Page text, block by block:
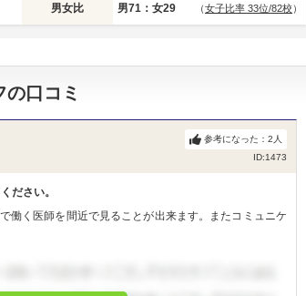
男女比 男71：女29 （女子比率 33位/82校）
口コミ
ID:1473
参考になった： 2 人
ださい。
働く医師を間近で見ることが出来ます。またコミュニケ